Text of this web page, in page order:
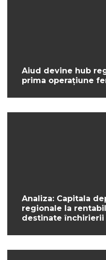
Aiud devine hub
prima operațiune
Analiza: Capitala
regionale la
destinate închirierii